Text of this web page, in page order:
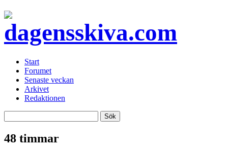
Start
Forumet
Senaste veckan
Arkivet
Redaktionen
48 timmar